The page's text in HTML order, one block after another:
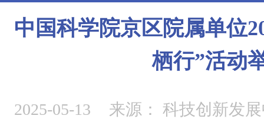
中国科学院京区院属单位
栖行”活动
2025-05-13 来源： 科技创新发